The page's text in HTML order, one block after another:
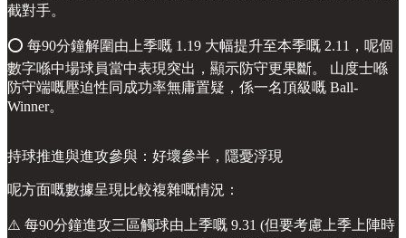
截對手。
⭕️ 每90分鐘解圍由上季嘅 1.19 大幅提升至本季嘅 2.11，呢個
數字喺中場球員當中表現突出，顯示防守更果斷。 山度士喺
防守端嘅壓迫性同成功率無庸置疑，係一名頂級嘅 Ball-
Winner。
持球推進與進攻參與：好壞參半，隱憂浮現
呢方面嘅數據呈現比較複雜嘅情況：
⚠️ 每90分鐘進攻三區觸球由上季嘅 9.31 (但要考慮上季上陣時